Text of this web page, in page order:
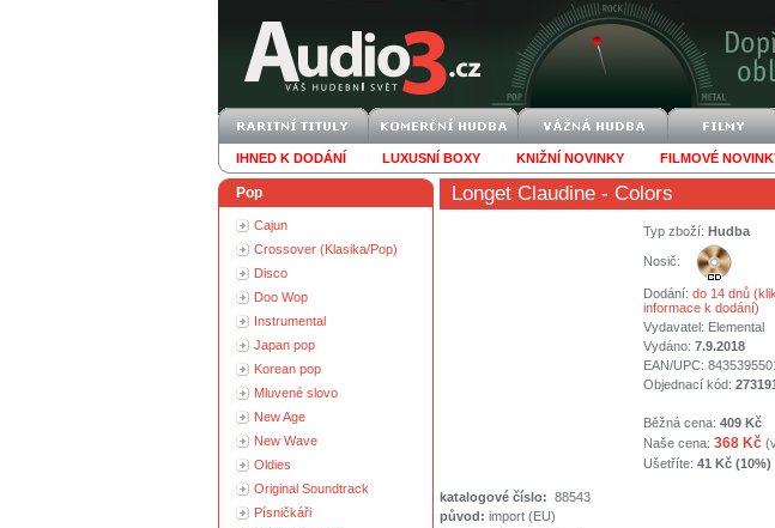
IHNED K DODÁNÍ LUXUSNÍ BOXY KNIŽNÍ NOVINKY FILMOVÉ
Pop
Cajun
Crossover (Klasika/Pop)
Disco
Doo Wop
Instrumental
Japan pop
Korean pop
Mluvené slovo
New Age
New Wave
Oldies
Original Soundtrack
Písničkáři
Longet Claudine - Colors
Typ zboží: Hudba
Nosič:
Dodání: do 14 dnů
informace k dodání)
Vydavatel: Elemental
Vydáno: 7.9.2018
EAN/UPC:
Objednací kód:
Běžná cena: 409 Kč
Naše cena: 368 Kč
Ušetříte: 41 Kč (10%)
katalogové číslo: 88543
původ: import (EU)